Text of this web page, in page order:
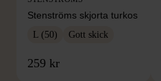
Stenströms skjorta turkos
L (50) Gott skick
259 kr